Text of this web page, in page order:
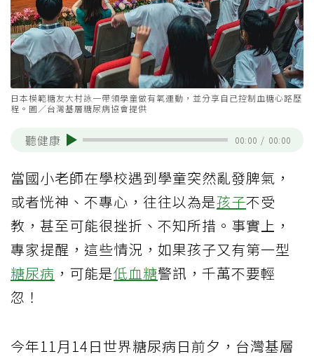
日本模範糖友大村詠一帶領學童做有氧運動，並分享自己控制血糖心路歷
程。圖／台灣基層糖尿病協會提供
聽健康 00:00 / 00:00
當國小老師在學校遇到學童突然亂發脾氣，
或者恍神、不專心，往往以為是孩子不受
教，甚至可能很挫折、不知所措。事實上，
專家提醒，這些情況，如果孩子又有第一型
糖尿病 ，可能是低血糖警訊，千萬不要輕
忽！
今年11月14日世界糖尿病日前夕，台灣基層